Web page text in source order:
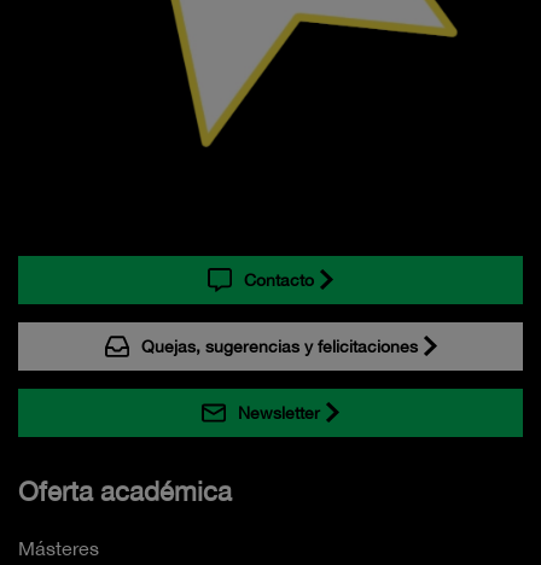
Contacto
Quejas, sugerencias y felicitaciones
Newsletter
Oferta académica
Másteres